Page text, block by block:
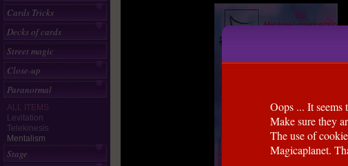
Cards Tricks
Decks of cards
Street magic
Close-up
Paranormal
ALL ITEMS
Levitation
Telekinesis
Mentalism
Stage
Oops ... It seems
Make sure they
The use of
Magicaplanet.